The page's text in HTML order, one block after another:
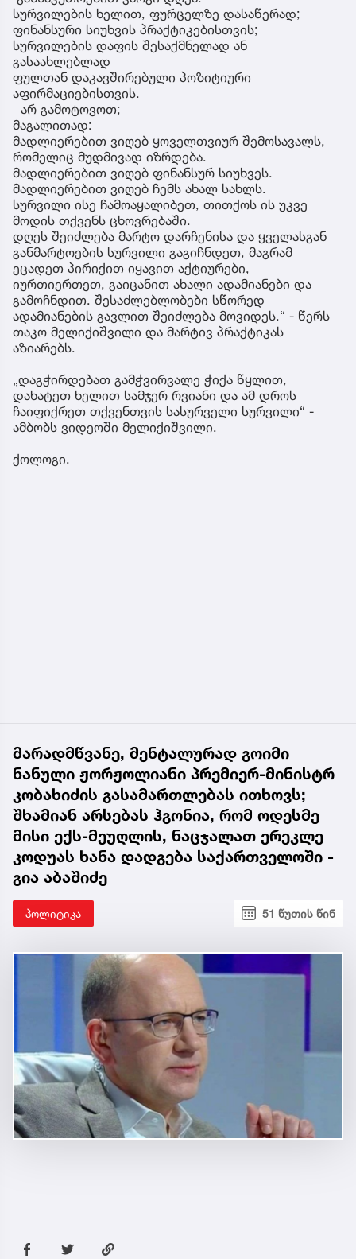
სურვილების ხელით, ფურცელზე დასაწერად;
ფინანსური სიუხვის პრაქტიკებისთვის;
სურვილების დაფის შესაქმნელად ან
გასაახლებლად
ფულთან დაკავშირებული პოზიტიური
აფირმაციებისთვის.
არ გამოტოვოთ;
მაგალითად:
მადლიერებით ვიღებ ყოველთვიურ შემოსავალს,
რომელიც მუდმივად იზრდება.
მადლიერებით ვიღებ ფინანსურ სიუხვეს.
მადლიერებით ვიღებ ჩემს ახალ სახლს.
სურვილი ისე ჩამოაყალიბეთ, თითქოს ის უკვე
მოდის თქვენს ცხოვრებაში.
დღეს შეიძლება მარტო დარჩენისა და ყველასგან
განმარტოების სურვილი გაგიჩნდეთ, მაგრამ
ეცადეთ პირიქით იყავით აქტიურები,
იურთიერთეთ, გაიცანით ახალი ადამიანები და
გამოჩნდით. შესაძლებლობები სწორედ
ადამიანების გავლით შეიძლება მოვიდეს.“ - წერს
თაკო მელიქიშვილი და მარტივ პრაქტიკას
აზიარებს.
„დაგჭირდებათ გამჭვირვალე ჭიქა წყლით,
დახატეთ ხელით სამჯერ რვიანი და ამ დროს
ჩაიფიქრეთ თქვენთვის სასურველი სურვილი“ -
ამბობს ვიდეოში მელიქიშვილი.
ქოლოგი.
მარადმწვანე, მენტალურად გოიმი
ნანული ჟორჟოლიანი პრემიერ-მინისტრ
კობახიძის გასამართლებას ითხოვს;
შხამიან არსებას ჰგონია, რომ ოდესმე
მისი ექს-მეუღლის, ნაცჯალათ ერეკლე
კოდუას ხანა დადგება საქართველოში -
გია აბაშიძე
პოლიტიკა 51 წუთის წინ